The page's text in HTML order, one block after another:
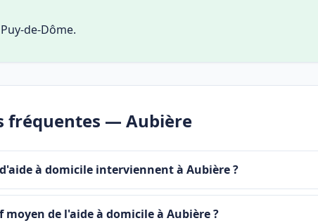
de-Dôme.
fréquentes — Aubière
à domicile interviennent à Aubière ?
moyen de l'aide à domicile à Aubière ?